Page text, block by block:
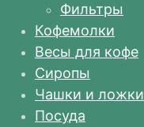
Фильтры
Кофемолки
Весы для кофе
Сиропы
Чашки и ложки
Посуда